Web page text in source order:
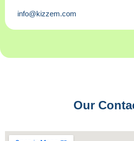
info@kizzem.com
Our